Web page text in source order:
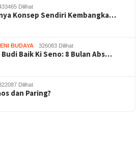
Dilihat
Konsep Sendiri Kembangka…
BUDAYA 326083 Dilihat
Baik Ki Seno: 8 Bulan Abs…
Dilihat
dan Paring?